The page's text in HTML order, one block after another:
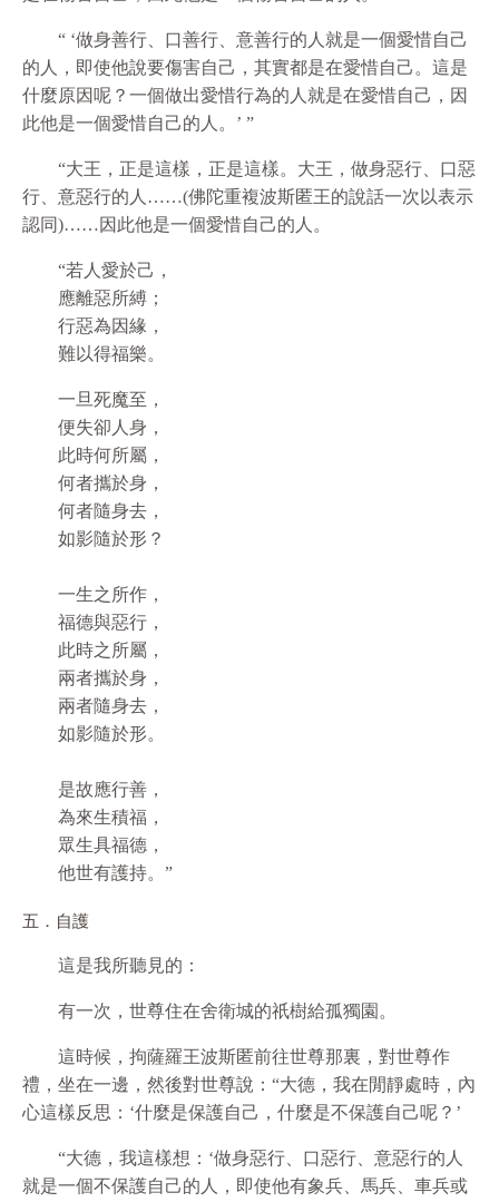
“ ‘做身善行、口善行、意善行的人就是一個愛惜自己
的人，即使他說要傷害自己，其實都是在愛惜自己。這是
什麼原因呢？一個做出愛惜行為的人就是在愛惜自己，因
此他是一個愛惜自己的人。’ ”
“大王，正是這樣，正是這樣。大王，做身惡行、口惡
行、意惡行的人……(佛陀重複波斯匿王的說話一次以表示
認同)……因此他是一個愛惜自己的人。
“若人愛於己，
應離惡所縛；
行惡為因緣，
難以得福樂。
一旦死魔至，
便失卻人身，
此時何所屬，
何者攜於身，
何者隨身去，
如影隨於形？
一生之所作，
福德與惡行，
此時之所屬，
兩者攜於身，
兩者隨身去，
如影隨於形。
是故應行善，
為來生積福，
眾生具福德，
他世有護持。”
五．自護
這是我所聽見的：
有一次，世尊住在舍衛城的祇樹給孤獨園。
這時候，拘薩羅王波斯匿前往世尊那裏，對世尊作
禮，坐在一邊，然後對世尊說：“大德，我在閒靜處時，內
心這樣反思：‘什麼是保護自己，什麼是不保護自己呢？’
“大德，我這樣想：‘做身惡行、口惡行、意惡行的人
就是一個不保護自己的人，即使他有象兵、馬兵、車兵或